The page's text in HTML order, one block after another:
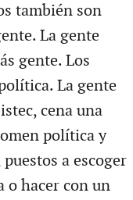
también son
La gente
gente. Los
La gente
cena una
política y
a escoger
o hacer con un